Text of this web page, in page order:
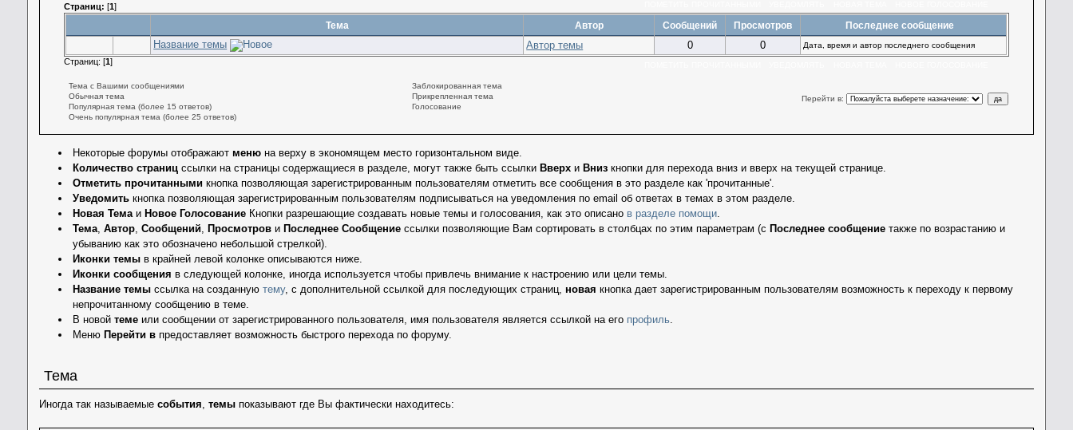
Страниц: [1]
Тема Автор Сообщений Просмотров Последнее сообщение
Название темы Автор темы 0 0 Дата, время и автор последнего сообщения
Страниц: [1]
Тема с Вашими сообщениями
Обычная тема
Популярная тема (более 15 ответов)
Очень популярная тема (более 25 ответов)
Заблокированная тема
Прикрепленная тема
Голосование
Перейти в:
Некоторые форумы отображают меню на верху в экономящем место горизонтальном виде.
Количество страницссылки на страницы содержащиеся в разделе, могут также быть ссылки Вверхи Внизкнопки для перехода вниз и вверх на текущей странице.
Отметить прочитаннымикнопка позволяющая зарегистрированным пользователям отметить все сообщения в это разделе как 'прочитанные'.
Уведомитькнопка позволяющая зарегистрированным пользователям подписываться на уведомления по email об ответах в темах в этом разделе.
Новая Темаи Новое ГолосованиеКнопки разрешающие создавать новые темы и голосования, как это описано в разделе помощи.
Тема, Автор, Сообщений, Просмотрови Последнее Сообщениессылки позволяющие Вам сортировать в столбцах по этим параметрам (с Последнее сообщениетакже по возрастанию и
убыванию как это обозначено небольшой стрелкой).
Иконки темыв крайней левой колонке описываются ниже.
Иконки сообщения в следующей колонке, иногда используется чтобы привлечь внимание к настроению или цели темы.
Название темыссылка на созданную тему, с дополнительной ссылкой для последующих страниц, новая кнопка дает зарегистрированным пользователям возможность к переходу к первому
непрочитанному сообщению в теме.
В новой темеили сообщении от зарегистрированного пользователя, имя пользователя является ссылкой на его профиль.
Меню Перейти впредоставляет возможность быстрого перехода по форуму.
Тема
Иногда так называемыесобытия,темы показывают где Вы фактически находитесь: